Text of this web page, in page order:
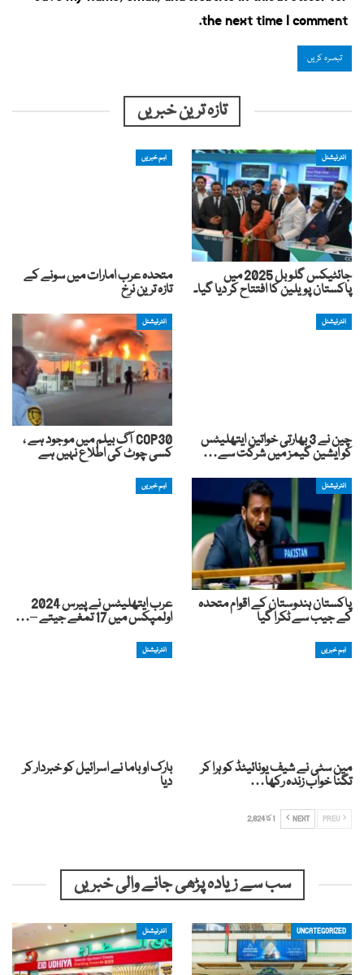
the next time I comment.
تازہ ترین خبریں
انٹرنیشنل
جائٹیکس گلوبل 2025 میں
پاکستان پویلین کا افتتاح کر دیا گیا۔
اہم خبریں
متحدہ عرب امارات میں سونے کے
تازہ ترین نرخ
انٹرنیشنل
چین نے 3 بھارتی خواتین ایتھلیٹس
کو ایشین گیمز میں شرکت سے…
انٹرنیشنل
COP30 آگ بیلم میں موجود ہے ،
کسی چوٹ کی اطلاع نہیں ہے
انٹرنیشنل
پاکستان ہندوستان کے اقوام متحدہ
کے جیب سے ٹکرا گیا
اہم خبریں
عرب ایتھلیٹس نے پیرس 2024
اولمپکس میں 17 تمغے جیتے –…
اہم خبریں
مین سٹی نے شیف یونائیٹڈ کو ہرا کر
تگنا خواب زندہ رکھا…
انٹرنیشنل
بارک اوباما نے اسرائیل کو خبردار کر
دیا
NEXT 1 کا 2,824
سب سے زیادہ پڑھی جانے والی خبریں
UNCATEGORIZED انٹرنیشنل